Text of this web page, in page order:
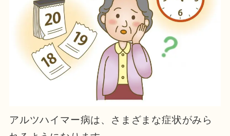
アルツハイマー病は、さまざまな症状がみら